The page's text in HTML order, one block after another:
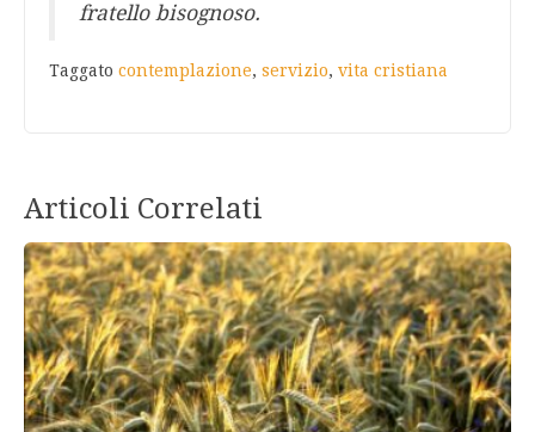
fratello bisognoso.
Taggato contemplazione, servizio, vita cristiana
Articoli Correlati